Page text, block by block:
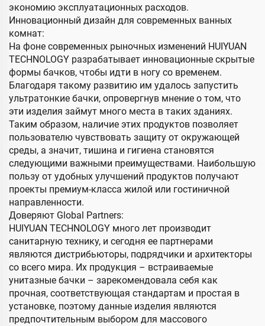
экономию эксплуатационных расходов.
Инновационный дизайн для современных ванных
комнат:
На фоне современных рыночных изменений HUIYUAN
TECHNOLOGY разрабатывает инновационные скрытые
формы бачков, чтобы идти в ногу со временем.
Благодаря такому развитию им удалось запустить
ультратонкие бачки, опровергнув мнение о том, что
эти изделия займут много места в таких зданиях.
Таким образом, наличие этих продуктов позволяет
пользователю чувствовать защиту от окружающей
среды, а значит, тишина и гигиена становятся
следующими важными преимуществами. Наибольшую
пользу от удобных улучшений продуктов получают
проекты премиум-класса жилой или гостиничной
направленности.
Доверяют Global Partners:
HUIYUAN TECHNOLOGY много лет производит
санитарную технику, и сегодня ее партнерами
являются дистрибьюторы, подрядчики и архитекторы
со всего мира. Их продукция – встраиваемые
унитазные бачки – зарекомендовала себя как
прочная, соответствующая стандартам и простая в
установке, поэтому данные изделия являются
предпочтительным выбором для массового